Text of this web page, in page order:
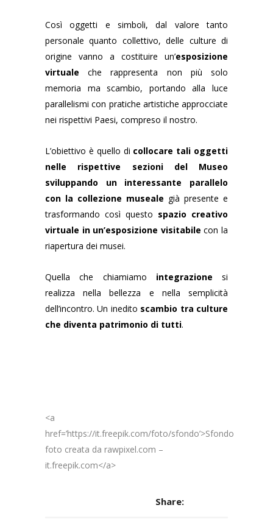
Così oggetti e simboli, dal valore tanto
personale quanto collettivo, delle culture di
origine vanno a costituire un’esposizione
virtualeche rappresenta non più solo
memoria ma scambio, portando alla luce
parallelismi con pratiche artistiche approcciate
nei rispettivi Paesi, compreso il nostro.
L’obiettivo è quello di collocare tali oggetti
nelle rispettive sezioni del Museo
sviluppando un interessante parallelo
con la collezione museale già presente e
trasformando così questo spazio creativo
virtuale in un’esposizione visitabilecon la
riapertura dei musei.
Quella che chiamiamo integrazione si
realizza nella bellezza e nella semplicità
dell’incontro. Un inedito scambio tra culture
che diventa patrimonio di tutti.
<a
href=’https://it.freepik.com/foto/sfondo’>Sfondo
foto creata da rawpixel.com –
it.freepik.com</a>
Share: